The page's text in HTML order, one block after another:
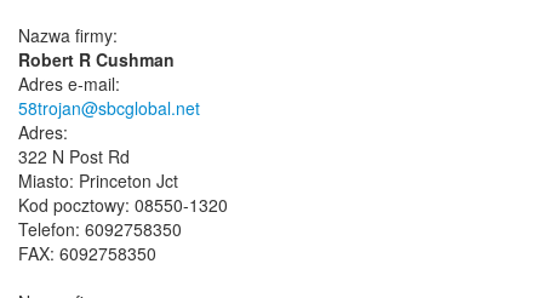
Nazwa firmy:
Robert R Cushman
Adres e-mail:
58trojan@sbcglobal.net
Adres:
322 N Post Rd
Miasto: Princeton Jct
Kod pocztowy: 08550-1320
Telefon: 6092758350
FAX: 6092758350